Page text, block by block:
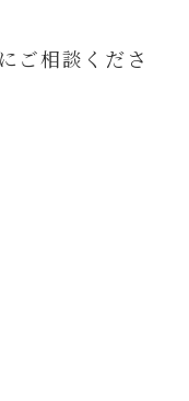
ご相談くださ